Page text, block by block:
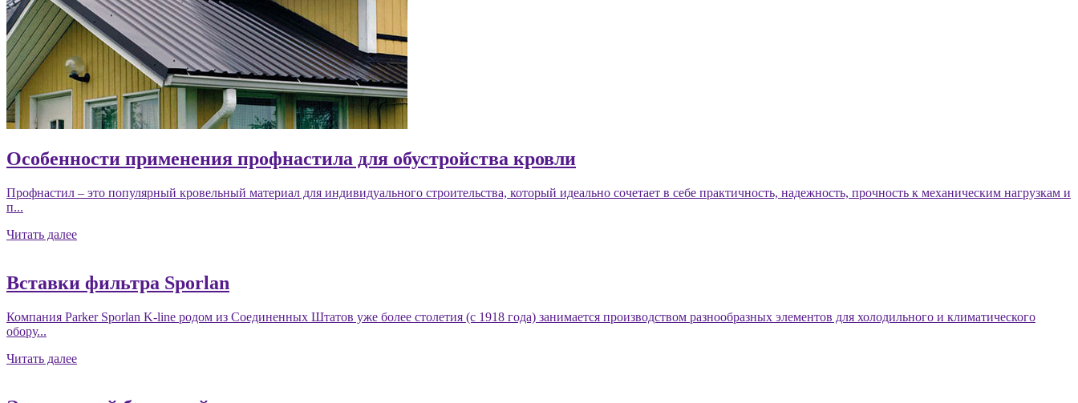
Особенности применения профнастила для обустройства кровли
Профнастил – это популярный кровельный материал для индивидуального строительства, который идеально сочетает в себе практичность, надежность, прочность к механическим нагрузкам и
п...
Читать далее
Вставки фильтра Sporlan
Компания Parker Sporlan K-line родом из Соединенных Штатов уже более столетия (с 1918 года) занимается производством разнообразных элементов для холодильного и климатического
обору...
Читать далее